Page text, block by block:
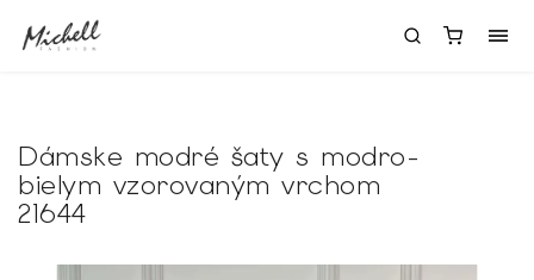
Dámske modré šaty s modro-
bielym vzorovaným vrchom
21644